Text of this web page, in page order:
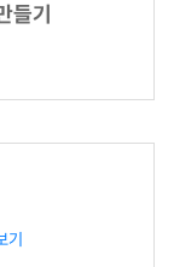
들기